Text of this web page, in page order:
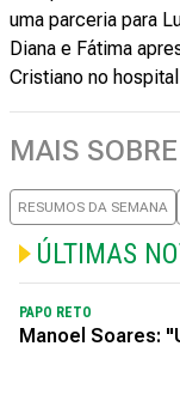
uma parceria para
Diana e Fátima
Cristiano no
MAIS SOBRE
RESUMOS DA SEMANA
ÚLTIMAS
PAPO RETO
Manoel Soares: